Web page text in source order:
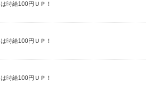
時給100円ＵＰ！
時給100円ＵＰ！
時給100円ＵＰ！